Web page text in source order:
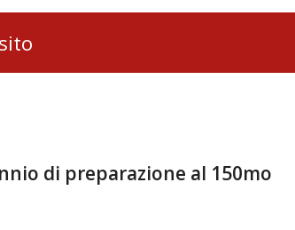
di preparazione al 150mo